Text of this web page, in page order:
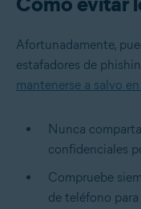
Afortunadamente,
estafadores de
mantenerse a salvo
Nunca
confidenciales
Compruebe
de teléfono para